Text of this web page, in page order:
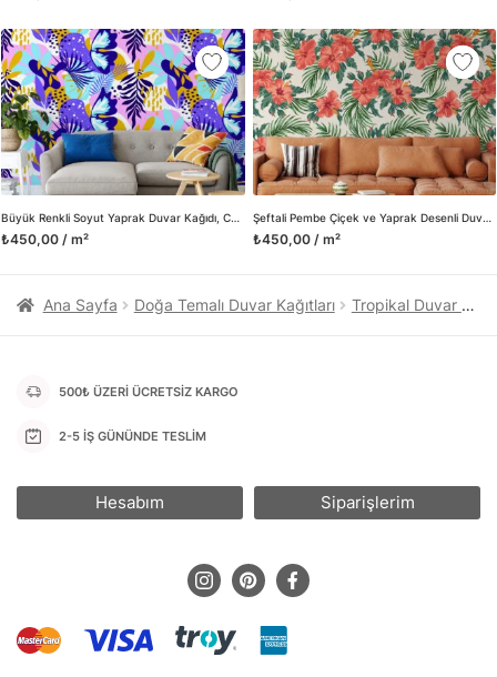
Büyük Renkli Soyut Yaprak Duvar Kağıdı, Canlı Tropikal 3D Duvar Kağıdı
₺450,00 / m²
Şeftali Pembe Çiçek ve Yaprak Desenli Duvar Kağıdı Tasarımı, Yemyeşil Tropik Duvar Posteri
₺450,00 / m²
üretimini ve satışını yapmaktadır. Duvar tasarımının önemini
biliyor ve evin en kritik dekorasyon alanı olduğunu kabul
ediyoruz. Bu nedenle ürün yelpazemizi sürekli genişletiyor ve
trendlere ayak uydurmanın yanı sıra yeni trendlerin oluşumunda
da öncü rol üstleniyoruz.
Herhangi bir soru ya da sorununuz olursa bizimle iletişime
geçebilirsiniz.
Ana Sayfa Doğa Temalı Duvar Kağıtları Tropikal Duvar Kağıtları
500₺ ÜZERİ ÜCRETSİZ KARGO
2-5 İŞ GÜNÜNDE TESLİM
Hesabım Siparişlerim